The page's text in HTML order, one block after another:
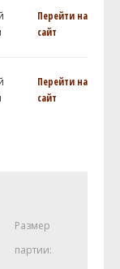
Перейти на
сайт
Перейти на
сайт
Размер
партии: